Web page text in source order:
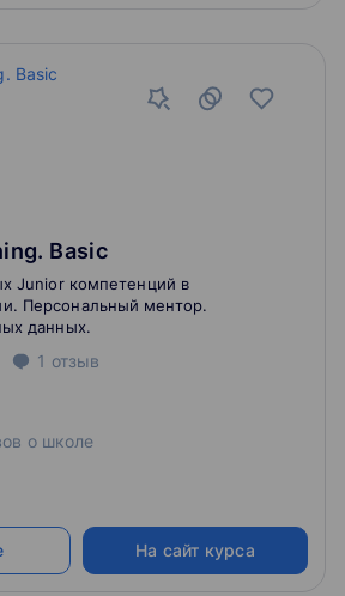
Basic
1 отзыв
Junior компетенций в
Персональный ментор.
данных.
о школе
На сайт курса